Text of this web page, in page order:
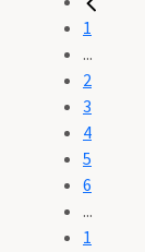
1
...
2
3
4
5
6
...
1